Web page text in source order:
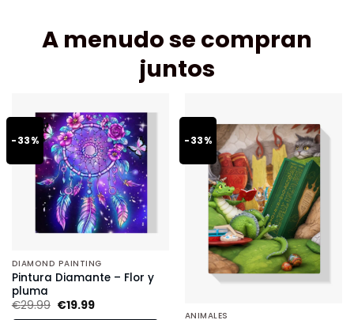
A menudo se compran
juntos
-33%
DIAMOND PAINTING
Pintura Diamante – Flor y
pluma
€29.99 €19.99
-33%
ANIMALES